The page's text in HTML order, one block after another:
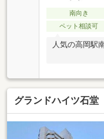
南向き
ペット相談可
人気の高岡駅
グランドハイツ石堂